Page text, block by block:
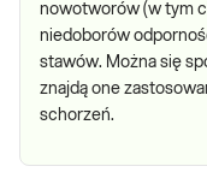
nowotworów (w tym
niedoborów
stawów. Można się
znajdą one
schorzeń.